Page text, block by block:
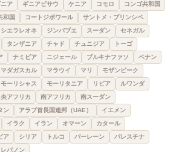
ニア ギニアビサウ ケニア コモロ
コンゴ共和国
和国
コートジボワール
サントメ・プリンシペ
シエラレオネ ジンバブエ スーダン
セネガル
タンザニア チャド チュニジア
トーゴ
ナミビア ニジェール ブルキナファソ
ベナン
マダガスカル マラウイ マリ
モザンビーク
モーリシャス モーリタニア リビア
ルワンダ
アフリカ 南アフリカ 南スーダン
ン アラブ首長国連邦（UAE）
イエメン
イラク イラン オマーン
カタール
ア
シリア トルコ バーレーン
パレスチナ
レバノン